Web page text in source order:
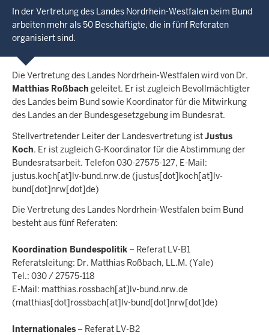
In der Vertretung des Landes Nordrhein-Westfalen beim Bund
arbeiten mehr als 50 Beschäftigte, die in fünf Referaten
organisiert sind.
Die Vertretung des Landes Nordrhein-Westfalen wird von Dr.
Matthias Roßbach geleitet. Er ist zugleich Bevollmächtigter
des Landes beim Bund sowie Koordinator für die Mitwirkung
des Landes an der Bundesgesetzgebung im Bundesrat.
Stellvertretender Leiter der Landesvertretung istJustus
Koch. Er ist zugleich G-Koordinator für die Abstimmung der
Bundesratsarbeit. Telefon 030-27575-127, E-Mail:
justus.koch[at]lv-bund.nrw.de (justus[dot]koch[at]lv-
bund[dot]nrw[dot]de)
Die Vertretung des Landes Nordrhein-Westfalen beim Bund
besteht aus fünf Referaten:
Koordination Bundespolitik – Referat LV-B1
Referatsleitung: Dr. Matthias Roßbach, LL.M. (Yale)
Tel.: 030 / 27575-118
E-Mail: matthias.rossbach[at]lv-bund.nrw.de
(matthias[dot]rossbach[at]lv-bund[dot]nrw[dot]de)
Internationales – Referat LV-B2